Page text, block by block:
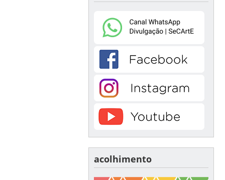
acolhimento